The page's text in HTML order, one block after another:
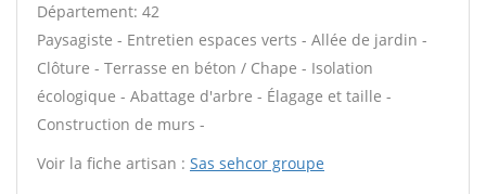
Département: 42
Paysagiste - Entretien espaces verts - Allée de jardin -
Clôture - Terrasse en béton / Chape - Isolation
écologique - Abattage d'arbre - Élagage et taille -
Construction de murs -
Voir la fiche artisan : Sas sehcor groupe